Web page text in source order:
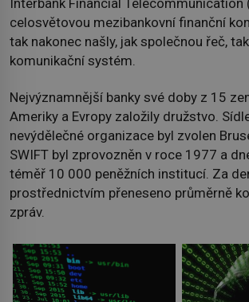
celosvětovou mezibankovní finanční
tak nakonec našly, jak společnou řeč,
komunikační systém.
Nejvýznamnější banky své doby z 15
Ameriky a Evropy založily družstvo.
nevýdělečné organizace byl zvolen
SWIFT byl zprovozněn v roce 1977 a
téměř 10 000 peněžních institucí. Za
prostřednictvím přeneseno průměrně
zpráv.